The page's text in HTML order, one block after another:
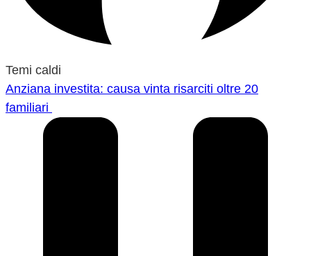
Temi caldi
Anziana investita: causa vinta risarciti oltre 20
familiari